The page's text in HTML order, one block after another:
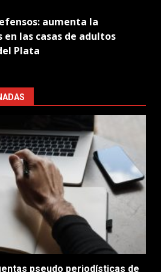
aumenta la
las casas de adultos
Plata
pseudo periodísticas de